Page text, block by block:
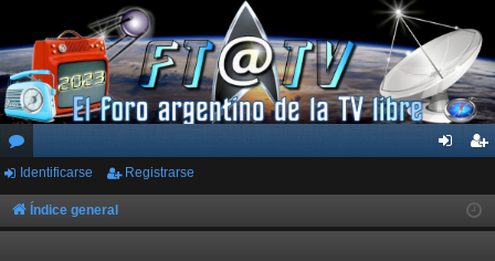
or
os ist
Identificarse Registrarse
Índice general